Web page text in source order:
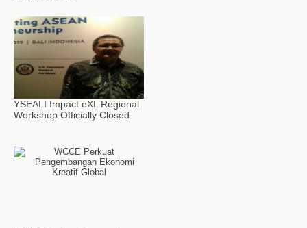
YSEALI Impact eXL Regional
Workshop Officially Closed